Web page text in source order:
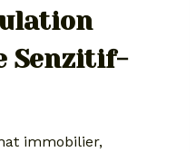
Senzitif-
immobilier,